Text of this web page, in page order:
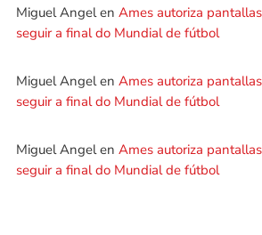
Miguel Angelen Ames autoriza
seguir a final do Mundial de fútbol
Miguel Angelen Ames autoriza
seguir a final do Mundial de fútbol
Miguel Angelen Ames autoriza
seguir a final do Mundial de fútbol